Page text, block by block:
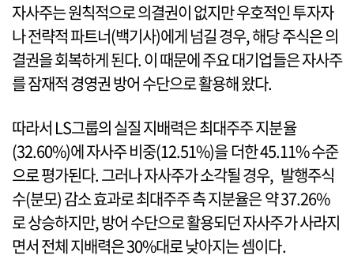
자사주는 원칙적으로 의결권이 없지만 우호적인 투자자
나 전략적 파트너(백기사)에게 넘길 경우, 해당 주식은 의
결권을 회복하게 된다. 이 때문에 주요 대기업들은 자사주
를 잠재적 경영권 방어 수단으로 활용해 왔다.
따라서 LS그룹의 실질 지배력은 최대주주 지분율
(32.60%)에 자사주 비중(12.51%)을 더한 45.11% 수준
으로 평가된다. 그러나 자사주가 소각될 경우, 발행주식
수(분모) 감소 효과로 최대주주 측 지분율은 약 37.26%
로 상승하지만, 방어 수단으로 활용되던 자사주가 사라지
면서 전체 지배력은 30%대로 낮아지는 셈이다.